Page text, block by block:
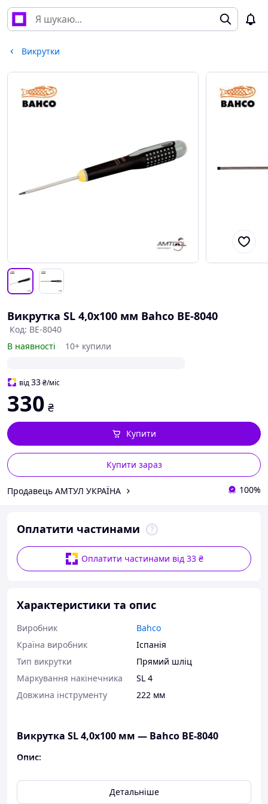
Викрутки
Викрутка SL 4,0x100 мм Bahco BE-8040
Код: BE-8040
В наявності
10+ купили
від33₴/міс
330 ₴
Купити зараз
Купити
Продавець АМТУЛ УКРАЇНА 100%
Оплатити частинами
Оплатити частинами від 33 ₴
Характеристики та опис
Виробник
Bahco
Країна виробник
Іспанія
Тип викрутки
Прямий шліц
Маркування накінечника
SL 4
Довжина інструменту
222 мм
Викрутка SL 4,0x100 мм — Bahco BE-8040
Опис:
Викрутка з ручкою ERGOTM під гвинти зі
шліцом SL 4,0х0,8 мм
Ручка: 3-компонентна ручка забезпечує
Детальніше